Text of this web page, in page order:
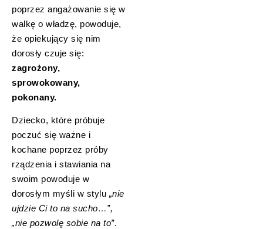
poprzez angażowanie się w
walkę o władzę, powoduje,
że opiekujący się nim
dorosły czuje się:
zagrożony,
sprowokowany,
pokonany.
Dziecko, które próbuje
poczuć się ważne i
kochane poprzez próby
rządzenia i stawiania na
swoim powoduje w
dorosłym myśli w stylu „nie
ujdzie Ci to na sucho…”,
„nie pozwolę sobie na to”.